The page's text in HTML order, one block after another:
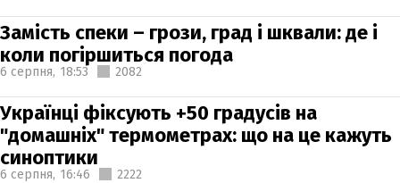
Замість спеки – грози, град і шквали: де і
коли погіршиться погода
6 серпня, 18:53 2082
Українці фіксують +50 градусів на
"домашніх" термометрах: що на це кажуть
синоптики
6 серпня, 16:46 2222